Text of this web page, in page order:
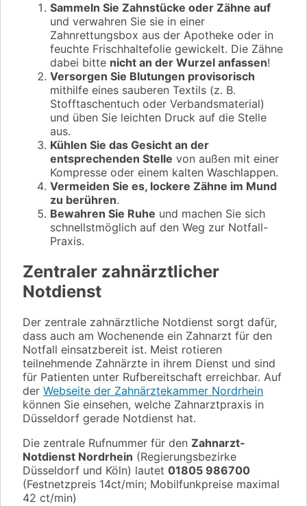
Sammeln Sie Zahnstücke oder Zähne auf
und verwahren Sie sie in einer
Zahnrettungsbox aus der Apotheke oder in
feuchte Frischhaltefolie gewickelt. Die Zähne
dabei bitte nicht an der Wurzel anfassen!
Versorgen Sie Blutungen provisorisch
mithilfe eines sauberen Textils (z. B.
Stofftaschentuch oder Verbandsmaterial)
und üben Sie leichten Druck auf die Stelle
aus.
Kühlen Sie das Gesicht an der
entsprechenden Stelle von außen mit einer
Kompresse oder einem kalten Waschlappen.
Vermeiden Sie es, lockere Zähne im Mund
zu berühren.
Bewahren Sie Ruhe und machen Sie sich
schnellstmöglich auf den Weg zur Notfall-
Praxis.
Zentraler zahnärztlicher
Notdienst
Der zentrale zahnärztliche Notdienst sorgt dafür,
dass auch am Wochenende ein Zahnarzt für den
Notfall einsatzbereit ist. Meist rotieren
teilnehmende Zahnärzte in ihrem Dienst und sind
für Patienten unter Rufbereitschaft erreichbar. Auf
der Webseite der Zahnärztekammer Nordrhein
können Sie einsehen, welche Zahnarztpraxis in
Düsseldorf gerade Notdienst hat.
Die zentrale Rufnummer für den Zahnarzt-
Notdienst Nordrhein (Regierungsbezirke
Düsseldorf und Köln) lautet 01805 986700
(Festnetzpreis 14ct/min; Mobilfunkpreise maximal
42 ct/min)